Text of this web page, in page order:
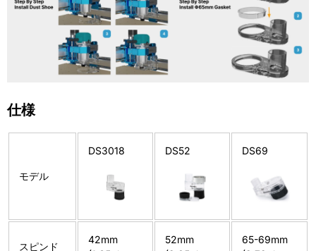
仕様
モデル
DS3018 DS52 DS69
スピンド
42mm
52mm
65-69mm